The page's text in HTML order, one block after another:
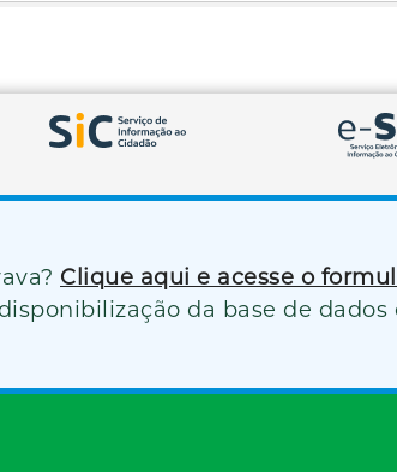
Clique aqui e acesse o
da base de dados